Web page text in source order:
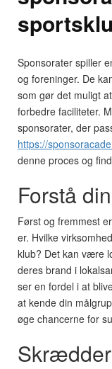
Sponsorater spiller
og foreninger. De
som gør det muligt
forbedre faciliteter.
sponsorater, der
https://
denne proces og
Forstå
Først og fremmest
er. Hvilke
klub? Det kan være
deres brand i
ser en fordel i at
at kende din
øge chancerne for